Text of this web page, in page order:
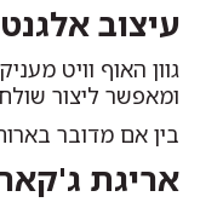
עיצוב
גוון האוף וויט
ומאפשר ליצור
בין אם מדובר
אריגת